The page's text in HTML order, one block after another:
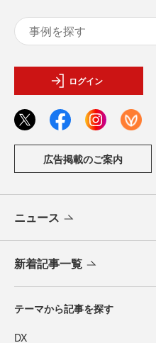
ログイン
広告掲載のご案内
ニュース
新着記事一覧
テーマから記事を探す
DX